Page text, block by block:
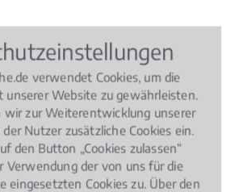
zu Agrarrecht
(Update 26.06.2026)
Haltung, Haftung: Was
ist
verwendet Cookies, um die
unserer Website zu gewährleisten.
wir zur Weiterentwicklung unserer
Nutzer zusätzliche Cookies ein.
den Button „Cookies zulassen“
Verwendung der von uns für die
eingesetzten Cookies zu. Über den